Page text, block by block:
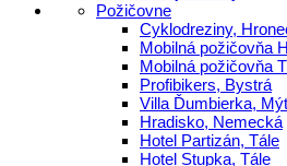
Požičovne
Cyklodreziny,
Mobilná požičovňa
Mobilná požičovňa
Profibikers, Bystrá
Villa Ďumbierka,
Hradisko, Nemecká
Hotel Partizán, Tále
Hotel Stupka, Tále